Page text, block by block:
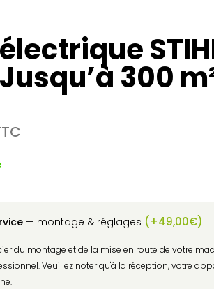
300
— montage & réglages (+49,00€)
du montage et de la mise en route de votre
Veuillez noter qu'à la réception, votre